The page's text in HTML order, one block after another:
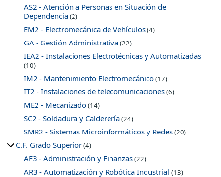
AS2 - Atención a Personas en Situación de
Dependencia(2)
EM2 - Electromecánica de Vehículos(4)
GA - Gestión Administrativa(22)
IEA2 - Instalaciones Electrotécnicas y Automatizadas
(10)
IM2 - Mantenimiento Electromecánico(17)
IT2 - Instalaciones de telecomunicaciones(6)
ME2 - Mecanizado(14)
SC2 - Soldadura y Calderería(24)
SMR2 - Sistemas Microinformáticos y Redes(20)
C.F. Grado Superior(4)
AF3 - Administración y Finanzas(22)
AR3 - Automatización y Robótica Industrial (13)